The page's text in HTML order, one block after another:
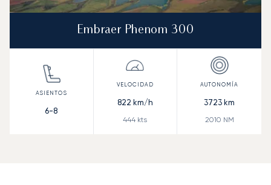
Embraer Phenom 300
6-8
822 km/h
444 kts
3723 km
2010 NM